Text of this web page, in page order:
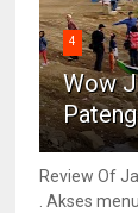
4
Wow
Review Of
. Akses